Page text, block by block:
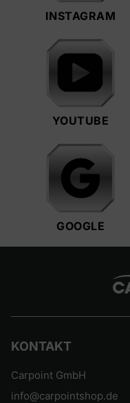
INSTAGRAM
YOUTUBE
GOOGLE
KONTAKT
Carpoint GmbH
info@carpointshop.de